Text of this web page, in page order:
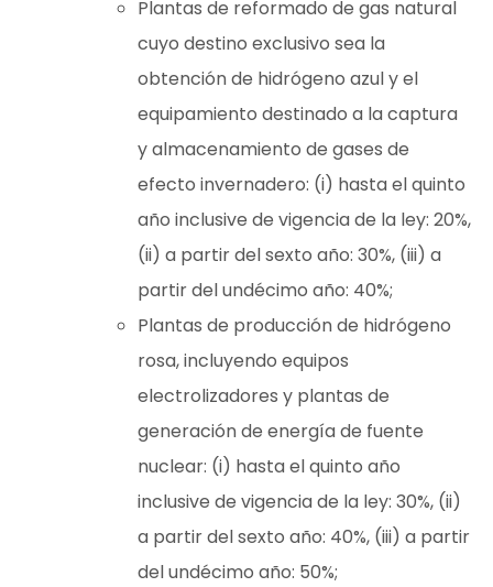
Plantas de reformado de gas natural
cuyo destino exclusivo sea la
obtención de hidrógeno azul y el
equipamiento destinado a la captura
y almacenamiento de gases de
efecto invernadero: (i) hasta el quinto
año inclusive de vigencia de la ley: 20%,
(ii) a partir del sexto año: 30%, (iii) a
partir del undécimo año: 40%;
Plantas de producción de hidrógeno
rosa, incluyendo equipos
electrolizadores y plantas de
generación de energía de fuente
nuclear: (i) hasta el quinto año
inclusive de vigencia de la ley: 30%, (ii)
a partir del sexto año: 40%, (iii) a partir
del undécimo año: 50%;